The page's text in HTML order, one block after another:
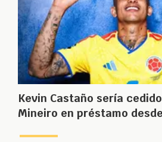
Kevin Castaño sería
Mineiro en préstamo